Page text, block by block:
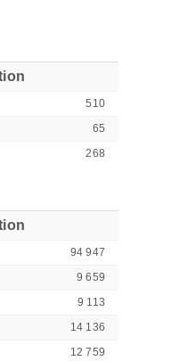
510
65
268
94 947
9 659
9 113
14 136
12 759